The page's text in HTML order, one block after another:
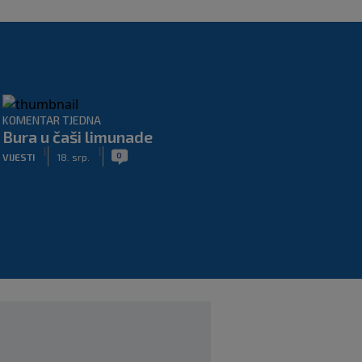
KOMENTAR TJEDNA
Bura u čaši limunade
VIJESTI
|
18. srp.
| 0